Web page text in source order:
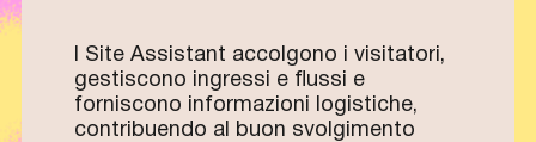
I Site Assistant accolgono i visitatori,
gestiscono ingressi e flussi e
forniscono informazioni logistiche,
contribuendo al buon svolgimento